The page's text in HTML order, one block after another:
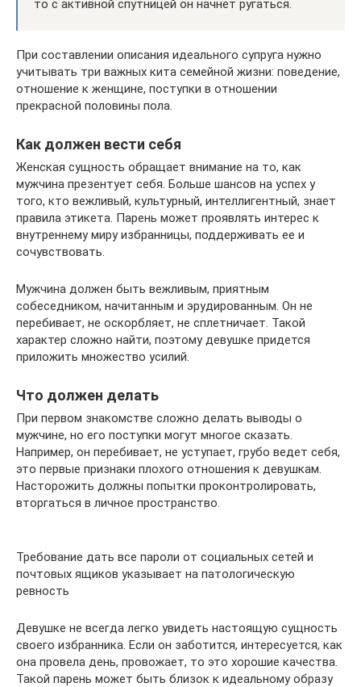
то с активной спутницей он начнет ругаться.
При составлении описания идеального супруга нужно
учитывать три важных кита семейной жизни: поведение,
отношение к женщине, поступки в отношении
прекрасной половины пола.
Как должен вести себя
Женская сущность обращает внимание на то, как
мужчина презентует себя. Больше шансов на успех у
того, кто вежливый, культурный, интеллигентный, знает
правила этикета. Парень может проявлять интерес к
внутреннему миру избранницы, поддерживать ее и
сочувствовать.
Мужчина должен быть вежливым, приятным
собеседником, начитанным и эрудированным. Он не
перебивает, не оскорбляет, не сплетничает. Такой
характер сложно найти, поэтому девушке придется
приложить множество усилий.
Что должен делать
При первом знакомстве сложно делать выводы о
мужчине, но его поступки могут многое сказать.
Например, он перебивает, не уступает, грубо ведет себя,
это первые признаки плохого отношения к девушкам.
Насторожить должны попытки проконтролировать,
вторгаться в личное пространство.
Требование дать все пароли от социальных сетей и
почтовых ящиков указывает на патологическую
ревность
Девушке не всегда легко увидеть настоящую сущность
своего избранника. Если он заботится, интересуется, как
она провела день, провожает, то это хорошие качества.
Такой парень может быть близок к идеальному образу